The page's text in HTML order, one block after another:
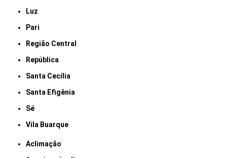
Luz
Pari
Região Central
República
Santa Cecília
Santa Efigênia
Sé
Vila Buarque
Aclimação